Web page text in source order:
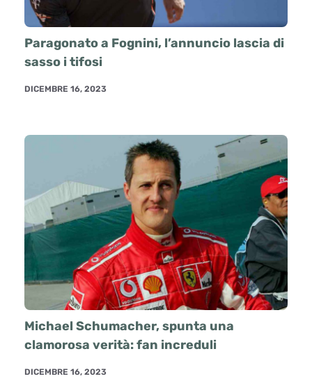
Paragonato a Fognini, l’annuncio lascia di
sasso i tifosi
DICEMBRE 16, 2023
Michael Schumacher, spunta una
clamorosa verità: fan increduli
DICEMBRE 16, 2023